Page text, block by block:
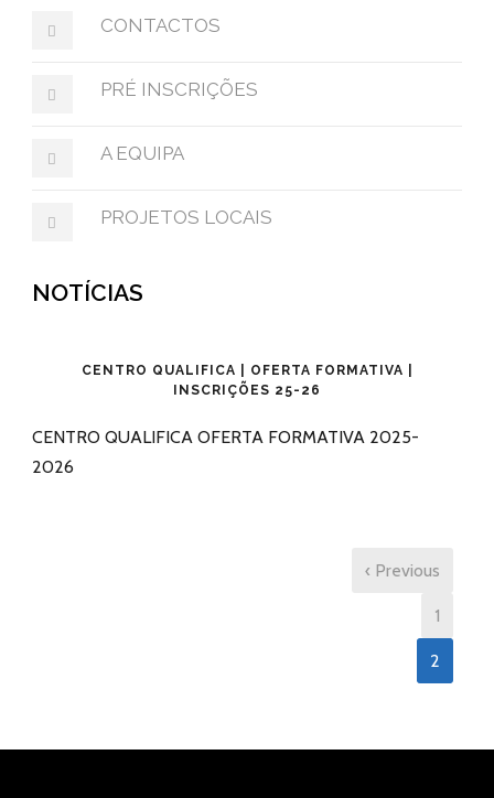
CONTACTOS
PRÉ INSCRIÇÕES
A EQUIPA
PROJETOS LOCAIS
NOTÍCIAS
CENTRO QUALIFICA | OFERTA FORMATIVA |
INSCRIÇÕES 25-26
CENTRO QUALIFICA OFERTA FORMATIVA 2025-
2026
‹ Previous
1
2